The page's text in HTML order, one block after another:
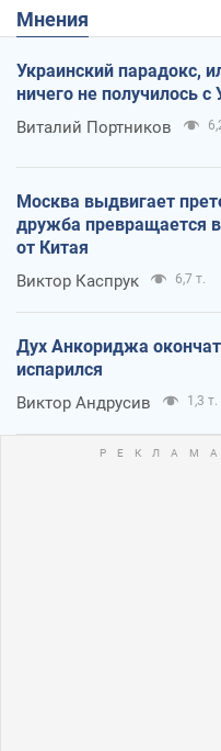
Мнения
Украинский парадокс,
ничего не получилось с
Виталий Портников
Москва выдвигает
дружба превращается
от Китая
Виктор Каспрук 6,7 т.
Дух Анкориджа
испарился
Виктор Андрусив 1,3 т.